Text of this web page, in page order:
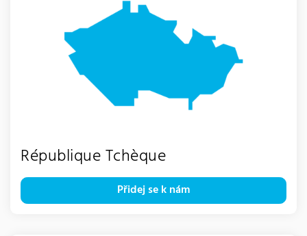
République Tchèque
Přidej se k nám